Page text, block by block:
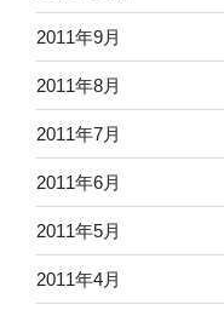
2011年9月
2011年8月
2011年7月
2011年6月
2011年5月
2011年4月